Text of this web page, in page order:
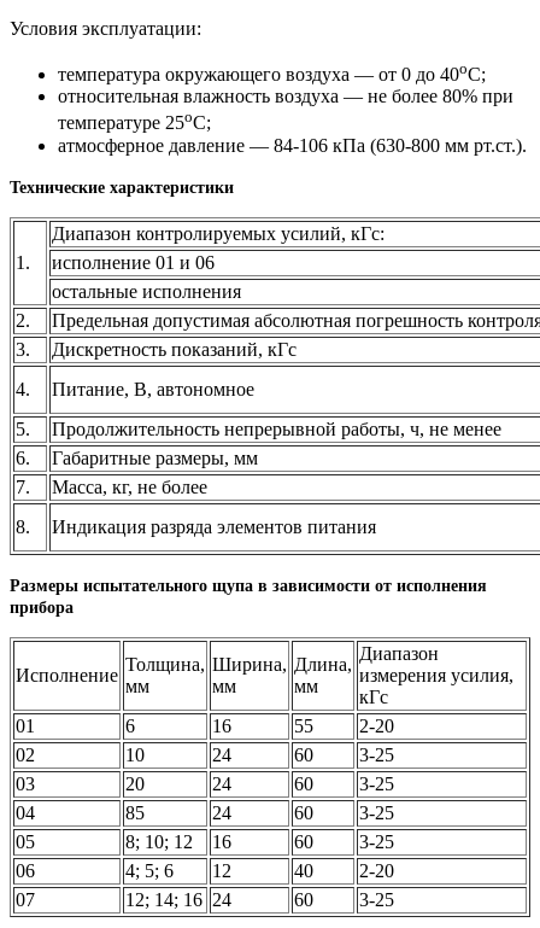
Условия эксплуатации:
температура окружающего воздуха — от 0 до 40оС;
относительная влажность воздуха — не более 80% при
температуре 25оС;
атмосферное давление — 84-106 кПа (630-800 мм рт.ст.).
Технические характеристики
1.
Диапазон контролируемых усилий, кГс:
исполнение 01 и 06
остальные исполнения
2.
Предельная допустимая абсолютная погрешность
3.
Дискретность показаний, кГс
4.
Питание, В, автономное
5.
Продолжительность непрерывной работы, ч, не менее
6.
Габаритные размеры, мм
7.
Масса, кг, не более
8.
Индикация разряда элементов питания
Размеры испытательного щупа в зависимости от исполнения
прибора
Исполнение
Толщина,
мм
Ширина,
мм
Длина,
мм
Диапазон
измерения усилия,
кГс
01
6 16 55
2-20
02
10 24 60
3-25
03
20 24 60
3-25
04
85 24 60
3-25
05
8; 10; 12 16 60
3-25
06
4; 5; 6 12 40
2-20
07
12; 14; 16 24 60 3-25